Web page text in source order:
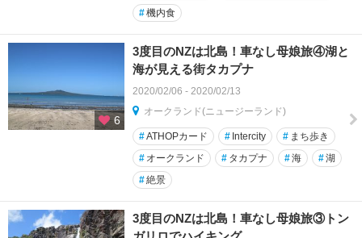
#機内食
6
3度目のNZは北島！車なし母娘旅④湖と
海が見える街タカプナ
2020/02/06 - 2020/02/13
オークランド(ニュージーランド)
#ATHOPカード # Intercity # まち歩き
# オークランド # タカプナ #海 #湖
#絶景
3度目のNZは北島！車なし母娘旅③トン